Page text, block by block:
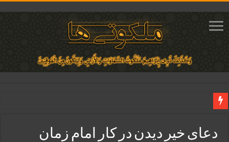
ختم آیات ۲ و ۳ سوره طلاق برای افزایش رزق و روزی | روش ختم، متن آیات و فضیلت
دعای خیر دیدن در کار امام زمان